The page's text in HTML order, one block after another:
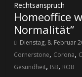
Rechtsanspruch
Homeoffice
Normalität“
Dienstag, 8. Februar
Cornerstone, Corona,
Gesundheit, ISB, ROB